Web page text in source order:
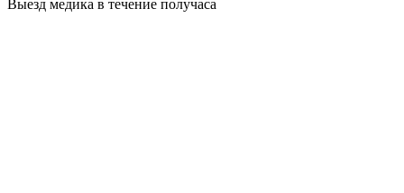
Выезд медика в течение получаса